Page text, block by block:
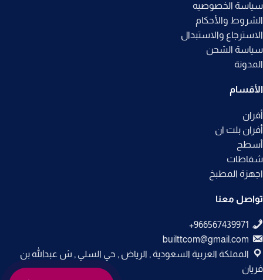
سياسة الخصوصيه
الشروط والأحكام
الاسترجاع والاستبدال
سياسة الشحن
المدونة
الأقسام
أفران
أفران بلت ان
أسطح
شفاطات
اجهزة المطبخ
تواصل معنا
builttcom@gmail.com
المملكة العربية السعودية , الرياض , حي السلي , ش عبدالله بن
فريان